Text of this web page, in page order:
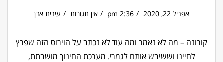
אפריל 22, 2020 2:36 pm אין תגובות עירית אדן
קורונה – מה לא נאמר ומה עוד לא נכתב על הוירוס הזה שפרץ
לחיינו וששיבש אותם לגמרי. מערכת החינוך מושבתת,